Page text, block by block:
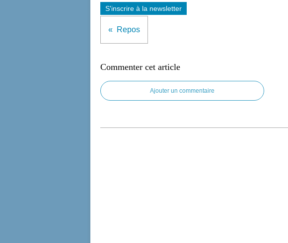
S'inscrire à la newsletter
Repos
Commenter cet article
Ajouter un commentaire